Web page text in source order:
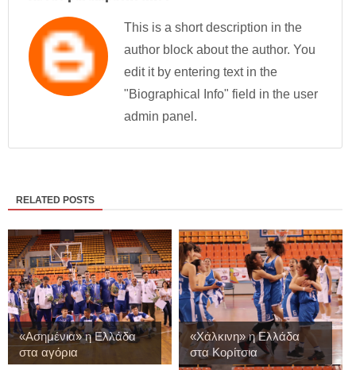
This is a short description in the
author block about the author. You
edit it by entering text in the
"Biographical Info" field in the user
admin panel.
RELATED POSTS
«Ασημένια» η Ελλάδα
στα αγόρια
«Χάλκινη» η Ελλάδα
στα Κορίτσια